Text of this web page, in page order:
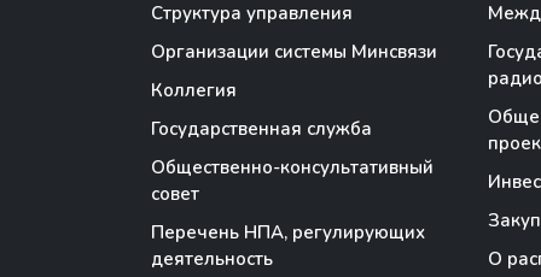
Структура управления
Организации системы Минсвязи
Коллегия
Государственная служба
Общественно-консультативный
совет
Перечень НПА, регулирующих
деятельность
О